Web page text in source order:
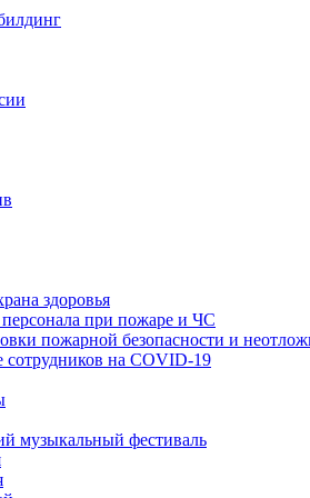
здоровья
при пожаре и ЧС
пожарной безопасности и
сотрудников на COVID-19
музыкальный фестиваль